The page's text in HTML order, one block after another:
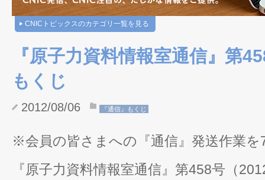
CNICトピックスのカテゴリ一覧を見る
『原子力資料情報室通信』第
もくじ
2012/08/06 『通信』もくじ
※会員の皆さまへの『通信』発送作業
『原子力資料情報室通信』第458号（